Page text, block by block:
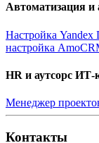
Автоматизация и
Настройка Yandex
настройка
HR и аутсорс
Менеджер
Контакты